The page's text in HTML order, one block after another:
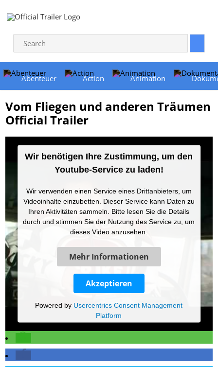
Abenteuer Action Animation
Vom Fliegen und anderen Träumen
Official Trailer
Wir benötigen Ihre Zustimmung, um den
Youtube-Service zu laden!
Wir verwenden einen Service eines Drittanbieters, um
Videoinhalte einzubetten. Dieser Service kann Daten zu
Ihren Aktivitäten sammeln. Bitte lesen Sie die Details
durch und stimmen Sie der Nutzung des Service zu, um
dieses Video anzusehen.
Mehr Informationen
Akzeptieren
Powered by Usercentrics Consent Management
Platform